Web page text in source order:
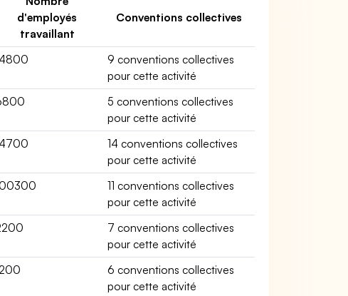
d'employés
travaillant
Conventions collectives
9 conventions collectives
pour cette activité
5 conventions collectives
pour cette activité
14 conventions collectives
pour cette activité
11 conventions collectives
pour cette activité
7 conventions collectives
pour cette activité
6 conventions collectives
pour cette activité